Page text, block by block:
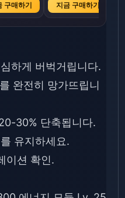
구매하기 지금 구매하기
하게 버벅거립니다.
완전히 망가뜨립니
30% 단축됩니다.
유지하세요.
이션 확인.